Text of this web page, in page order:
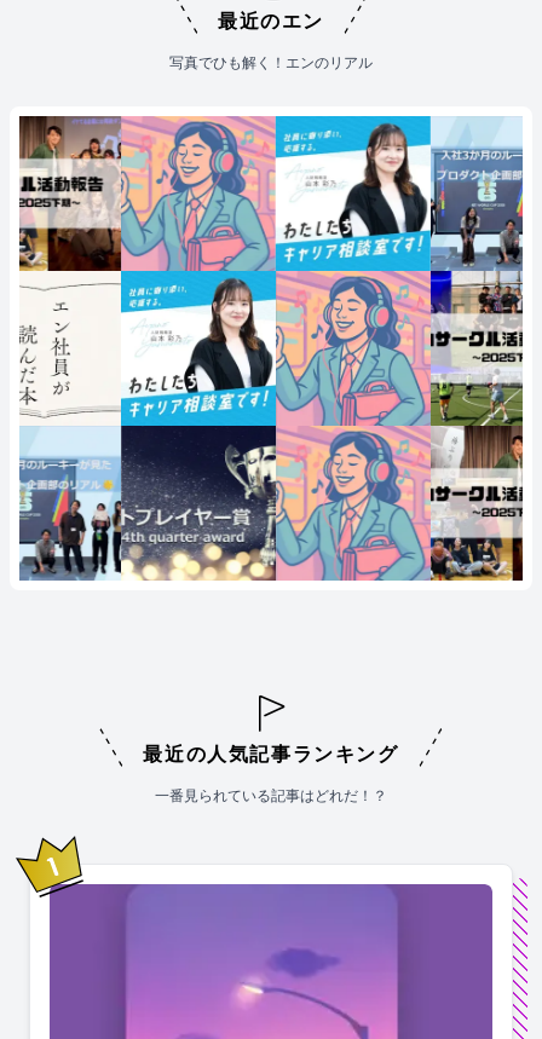
最近のエン
写真でひも解く！エンのリアル
最近の人気記事ランキング
一番見られている記事はどれだ！？
1位